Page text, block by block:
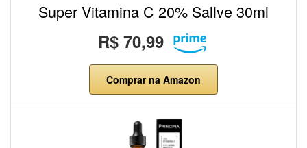
Super Vitamina C 20% Sallve 30ml
R$ 70,99
Comprar na Amazon